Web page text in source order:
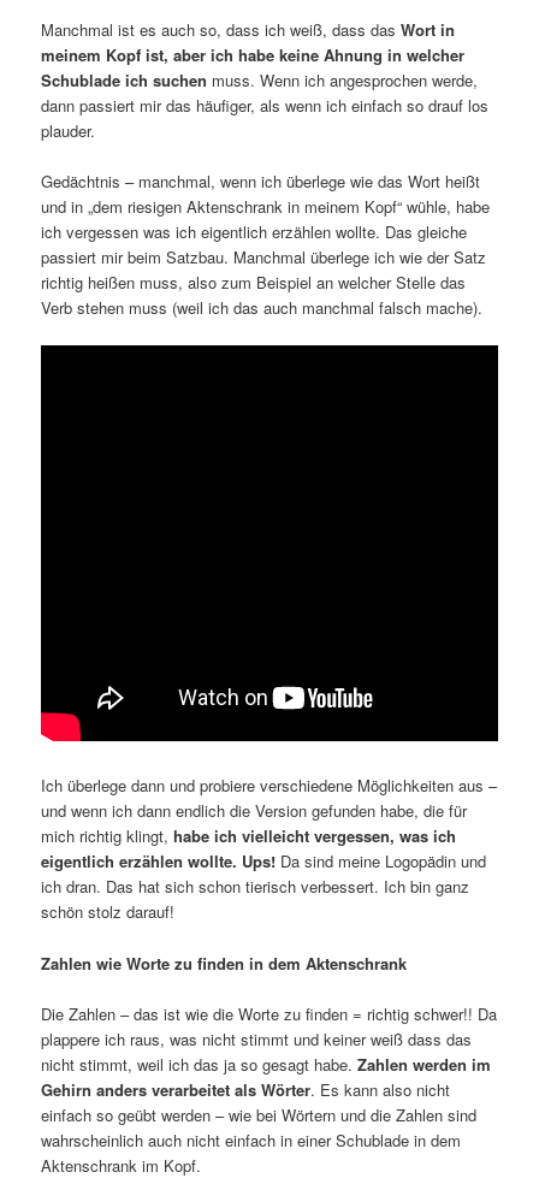
Manchmal ist es auch so, dass ich weiß, dass dasWort in
meinem Kopf ist, aber ich habe keine Ahnung in welcher
Schublade ich suchen muss. Wenn ich angesprochen werde,
dann passiert mir das häufiger, als wenn ich einfach so drauf los
plauder.
Gedächtnis – manchmal, wenn ich überlege wie das Wort heißt
und in „dem riesigen Aktenschrank in meinem Kopf“ wühle, habe
ich vergessen was ich eigentlich erzählen wollte. Das gleiche
passiert mir beim Satzbau. Manchmal überlege ich wie der Satz
richtig heißen muss, also zum Beispiel an welcher Stelle das
Verb stehen muss (weil ich das auch manchmal falsch mache).
Ich überlege dann und probiere verschiedene Möglichkeiten aus –
und wenn ich dann endlich die Version gefunden habe, die für
mich richtig klingt,habe ich vielleicht vergessen, was ich
eigentlich erzählen wollte. Ups! Da sind meine Logopädin und
ich dran. Das hat sich schon tierisch verbessert. Ich bin ganz
schön stolz darauf!
Zahlen wie Worte zu finden in dem Aktenschrank
Die Zahlen – das ist wie die Worte zu finden = richtig schwer!! Da
plappere ich raus, was nicht stimmt und keiner weiß dass das
nicht stimmt, weil ich das ja so gesagt habe.Zahlen werden im
Gehirn anders verarbeitet als Wörter. Es kann also nicht
einfach so geübt werden – wie bei Wörtern und die Zahlen sind
wahrscheinlich auch nicht einfach in einer Schublade in dem
Aktenschrank im Kopf.